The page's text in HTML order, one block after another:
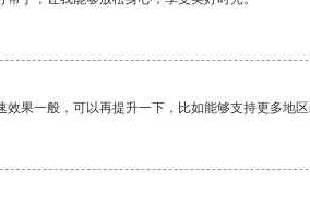
果一般，可以再提升一下，比如能够支持更多地区